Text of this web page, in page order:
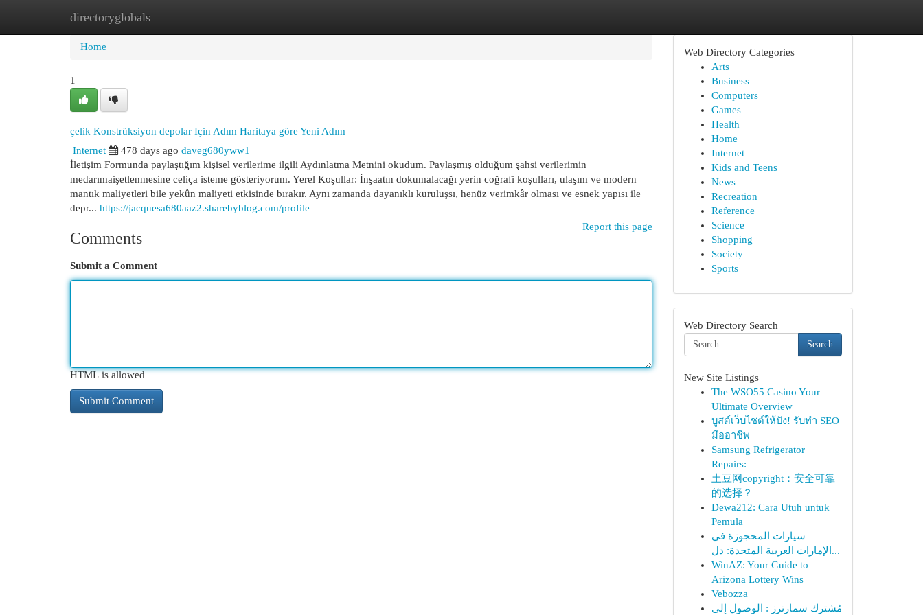
directoryglobals
Home New Site Listings
Home
1
çelik Konstrüksiyon depolar Için Adım Haritaya göre Yeni Adım
Internet
478 days ago daveg680yww1
İletişim Formunda paylaştığım kişisel verilerime ilgili Aydınlatma Metnini okudum. Paylaşmış olduğum şahsi verilerimin
medarımaişetlenmesine celiça isteme gösteriyorum. Yerel Koşullar: İnşaatın dokumalacağı yerin coğrafi koşulları, ulaşım ve modern
mantık maliyetleri bile yekûn maliyeti etkisinde bırakır. Aynı zamanda dayanıklı kuruluşsı, henüz verimkâr olması ve esnek yapısı ile
depr... https://jacquesa680aaz2.sharebyblog.com/profile
Report this page
Comments
Submit a Comment
HTML is allowed
Web Directory Categories
Arts
Business
Computers
Games
Health
Home
Internet
Kids and Teens
News
Recreation
Reference
Science
Shopping
Society
Sports
Web Directory Search
Search
New Site Listings
The WSO55 Casino Your
Ultimate Overview
บูสต์เว็บไซต์ให้ปัง! รับทำ SEO
มืออาชีพ
Samsung Refrigerator
Repairs:
土豆网copyright：安全可靠
的选择？
Dewa212: Cara Utuh untuk
Pemula
سيارات المحجوزة في
الإمارات العربية المتحدة: دل...
WinAZ: Your Guide to
Arizona Lottery Wins
Vebozza
مُشترك سمارترز : الوصول إلى